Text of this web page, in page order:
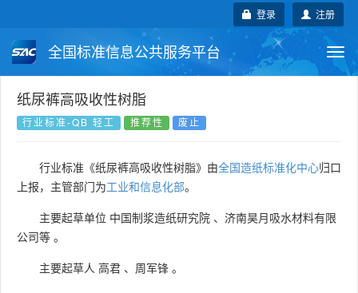
注册
登录
全国标准信息公共服务平台
国家标准
国外标准 技术委员会
纸尿裤高吸收性树脂
行业标准-QB 轻工 推荐性 废止
行业标准《纸尿裤高吸收性树脂》由全国造纸标准化中心归口
上报，主管部门为工业和信息化部。
主要起草单位 中国制浆造纸研究院 、 济南昊月吸水材料有限
公司等 。
主要起草人 高君 、 周军锋 。